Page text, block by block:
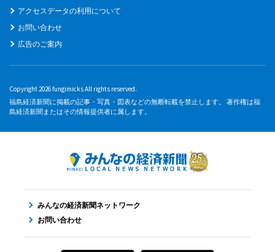
アクセスデータの利用について
お問い合わせ
広告のご案内
Copyright 2026 fungimicks All rights reserved.
福島経済新聞に掲載の記事・写真・図表などの無断転載を禁止します。 著作権は福
島経済新聞またはその情報提供者に属します。
みんなの経済新聞ネットワーク
お問い合わせ